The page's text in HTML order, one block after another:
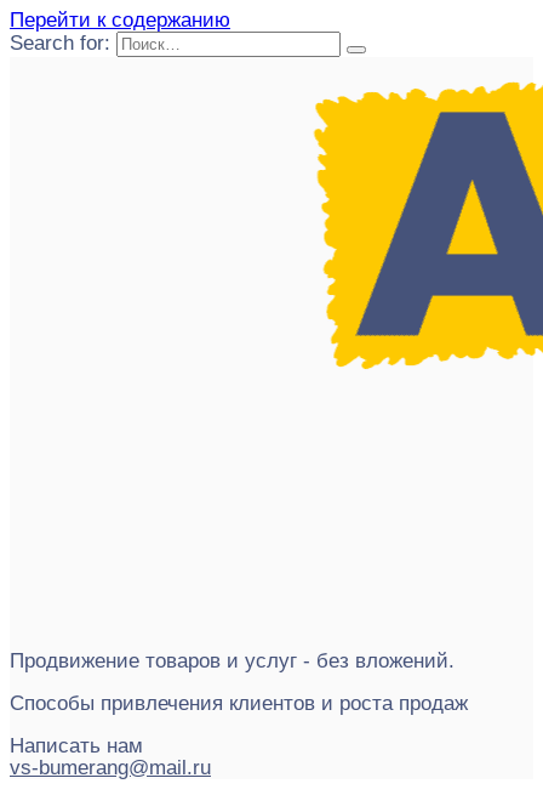
Перейти к содержанию
Search for:
Продвижение товаров и услуг - без вложений.
Способы привлечения клиентов и роста продаж
Написать нам
vs-bumerang@mail.ru